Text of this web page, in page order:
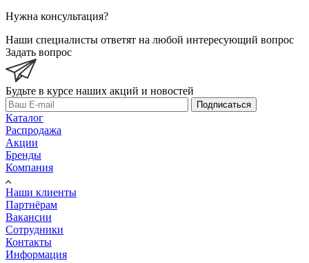
Нужна консультация?
Наши специалисты ответят на любой интересующий вопрос
Задать вопрос
Будьте в курсе наших акций и новостей
Подписаться
Каталог
Распродажа
Акции
Бренды
Компания
Наши клиенты
Партнёрам
Вакансии
Сотрудники
Контакты
Информация